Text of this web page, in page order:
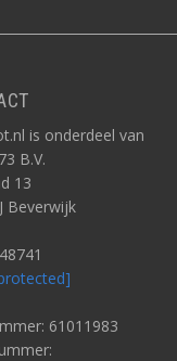
is onderdeel van
B.V.
13
Beverwijk
61011983